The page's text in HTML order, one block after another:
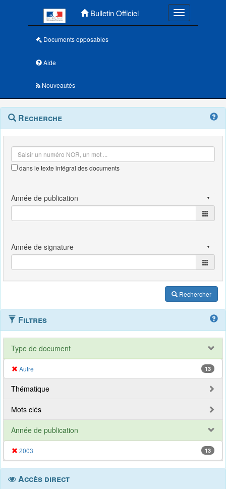
Bulletin Officiel Toggle
Documents opposables
Aide
Nouveautés
Navigation
outils
Menu
contextuel
Recherche
dans le texte intégral des documents
Rechercher
Filtres
Type de document
Autre 13
Thématique
Mots clés
Année de publication
2003 13
Accès direct